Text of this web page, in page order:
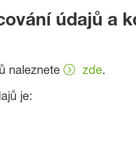
údajů a
naleznete zde.
je: